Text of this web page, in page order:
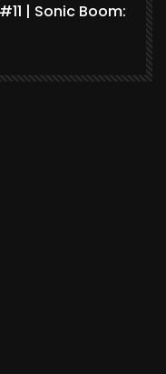
| Sonic Boom: